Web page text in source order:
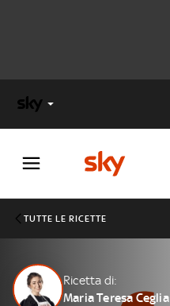
Cos’altro vedere:
TUTTE LE RICETTE
Ricetta di:
Maria Teresa Ceglia